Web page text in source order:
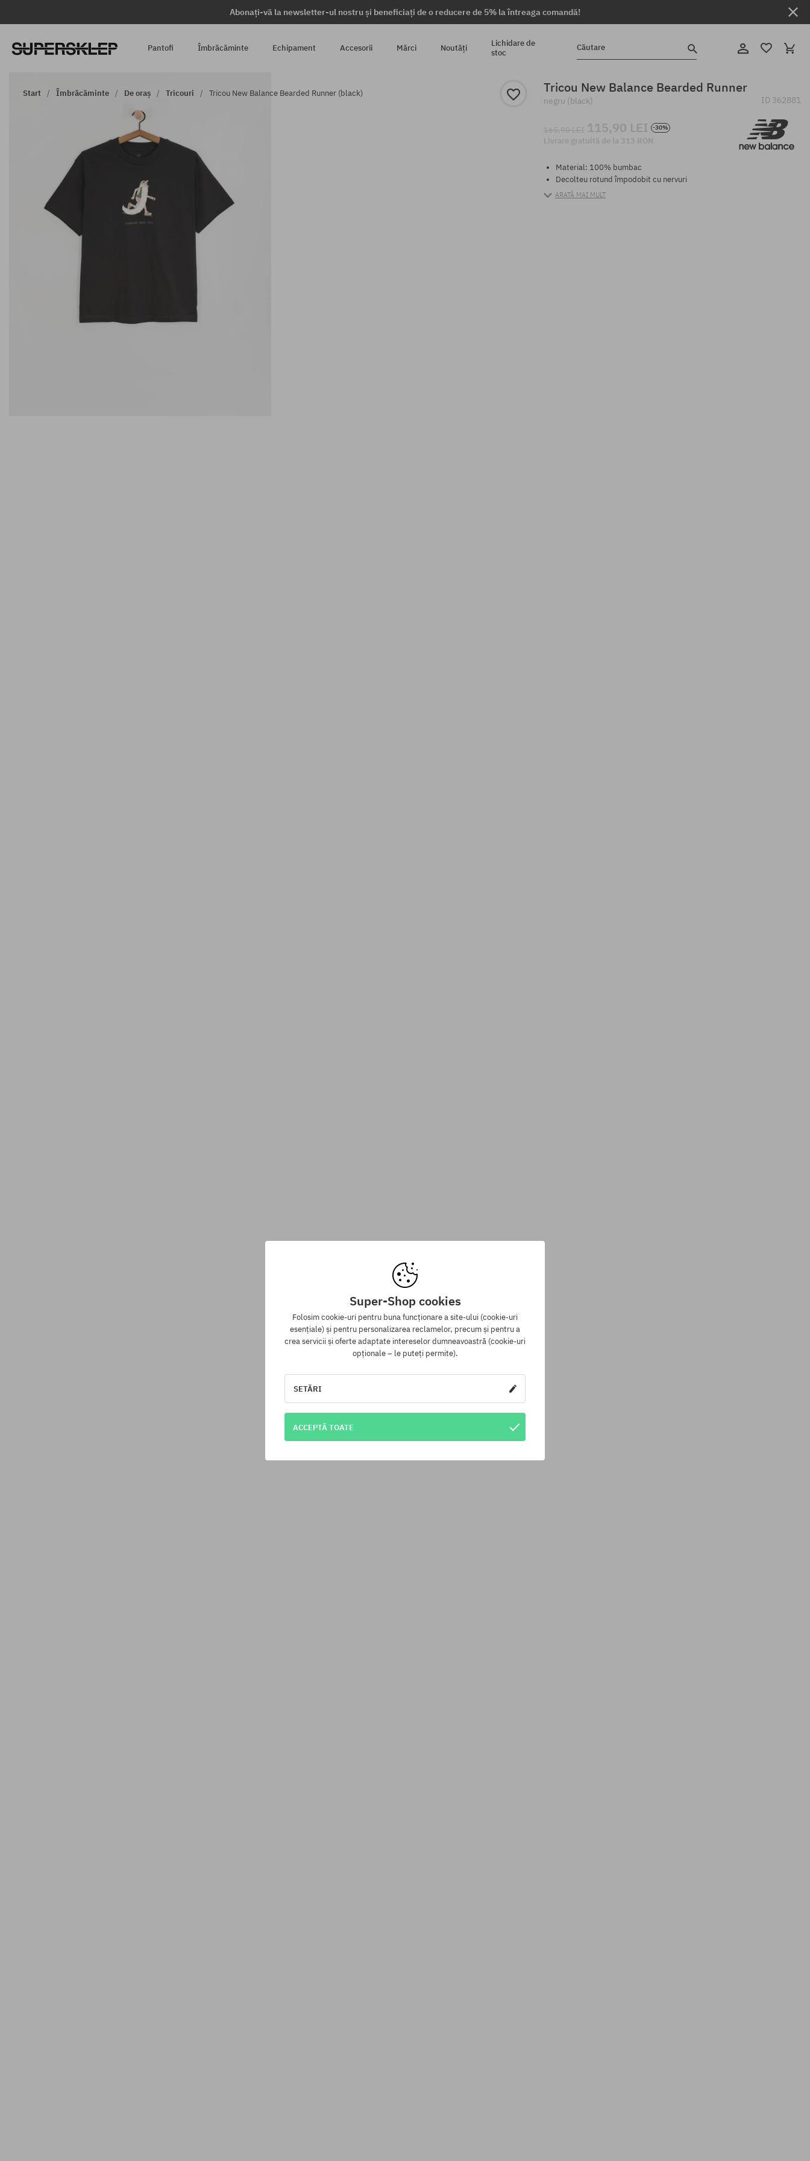
Abonați-vă la newsletter-ul nostru și beneficiați de o reducere de 5% la întreaga comandă!
Pantofi Îmbrăcăminte Echipament Accesorii Mărci Noutăți
Lichidare de
stoc
Căutare
Start Îmbrăcăminte De oraș Tricouri Tricou New Balance Bearded Runner (black) Tricou New Balance Bearded Runner
negru (black) ID 362881
165,90 LEI 115,90 LEI -30%
Livrare gratuită de la 313 RON
Material: 100% bumbac
Decolteu rotund împodobit cu nervuri
ARATĂ MAI MULT
Super-Shop cookies
Folosim cookie-uri pentru buna funcționare a site-ului (cookie-uri
esențiale) și pentru personalizarea reclamelor, precum și pentru a
crea servicii și oferte adaptate intereselor dumneavoastră (cookie-uri
opționale – le puteți permite).
SETĂRI
ACCEPTĂ TOATE